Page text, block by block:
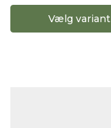
Vælg variant